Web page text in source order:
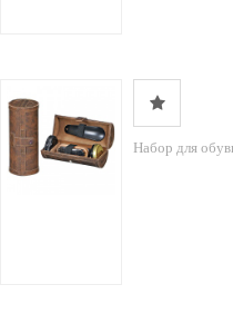
Набор для